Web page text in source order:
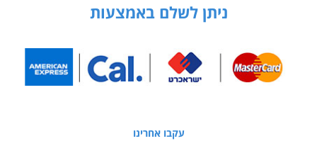
ניתן לשלם באמצעות
עקבו אחרינו